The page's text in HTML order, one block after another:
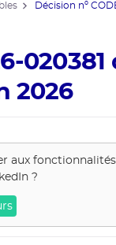
Décision nº
020381
2026
aux
?